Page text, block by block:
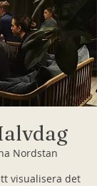
Nordstan
visualisera det